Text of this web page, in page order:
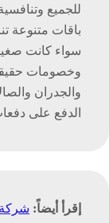
للجميع
باقات متنوعة
سواء كانت
وخصومات
والجدران
الدفع على
إقرأ أيضاً: